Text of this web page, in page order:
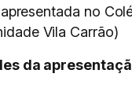
no
Vila Carrão)
da